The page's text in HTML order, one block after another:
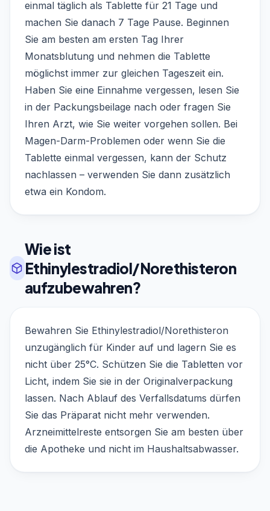
einmal täglich als Tablette für 21 Tage und
machen Sie danach 7 Tage Pause. Beginnen
Sie am besten am ersten Tag Ihrer
Monatsblutung und nehmen die Tablette
möglichst immer zur gleichen Tageszeit ein.
Haben Sie eine Einnahme vergessen, lesen Sie
in der Packungsbeilage nach oder fragen Sie
Ihren Arzt, wie Sie weiter vorgehen sollen. Bei
Magen-Darm-Problemen oder wenn Sie die
Tablette einmal vergessen, kann der Schutz
nachlassen – verwenden Sie dann zusätzlich
etwa ein Kondom.
Wie ist
Ethinylestradiol/Norethisteron
aufzubewahren?
Bewahren Sie Ethinylestradiol/Norethisteron
unzugänglich für Kinder auf und lagern Sie es
nicht über 25°C. Schützen Sie die Tabletten vor
Licht, indem Sie sie in der Originalverpackung
lassen. Nach Ablauf des Verfallsdatums dürfen
Sie das Präparat nicht mehr verwenden.
Arzneimittelreste entsorgen Sie am besten über
die Apotheke und nicht im Haushaltsabwasser.